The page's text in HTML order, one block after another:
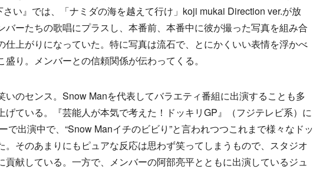
い』では、「ナミダの海を越えて行け」koji mukai Direction ver.が放
バーたちの歌唱にプラスし、本番前、本番中に彼が撮った写真を組み合
仕上がりになっていた。特に写真は流石で、とにかくいい表情を浮かべ
り。メンバーとの信頼関係が伝わってくる。
のセンス。Snow Manを代表してバラエティ番組に出演することも多
げている。『芸能人が本気で考えた！ドッキリGP』（フジテレビ系）に
で出演中で、“Snow Manイチのビビり”と言われつつこれまで様々なドッ
。そのあまりにもピュアな反応は思わず笑ってしまうもので、スタジオ
貢献している。一方で、メンバーの阿部亮平とともに出演しているジュ